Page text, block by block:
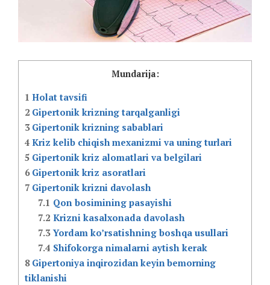
Mundarija:
1 Holat tavsifi
2 Gipertonik krizning tarqalganligi
3Gipertonik krizning sabablari
4 Kriz kelib chiqish mexanizmi va uning turlari
5 Gipertonik kriz alomatlari va belgilari
6Gipertonik kriz asoratlari
7 Gipertonik krizni davolash
7.1 Qon bosimining pasayishi
7.2 Krizni kasalxonada davolash
7.3Yordam ko’rsatishning boshqa usullari
7.4 Shifokorga nimalarni aytish kerak
8Gipertoniya inqirozidan keyin bemorning
tiklanishi